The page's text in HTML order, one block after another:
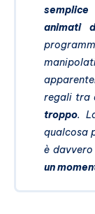
animati
regali tra
troppo.
qualcosa
è davvero
un